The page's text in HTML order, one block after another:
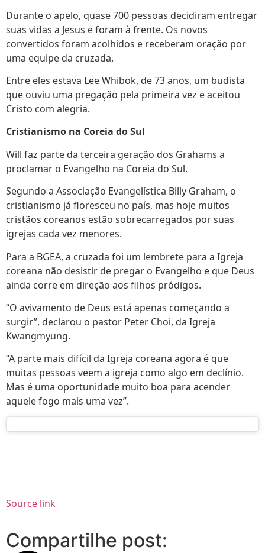
Durante o apelo, quase 700 pessoas decidiram entregar
suas vidas a Jesus e foram à frente. Os novos
convertidos foram acolhidos e receberam oração por
uma equipe da cruzada.
Entre eles estava Lee Whibok, de 73 anos, um budista
que ouviu uma pregação pela primeira vez e aceitou
Cristo com alegria.
Cristianismo na Coreia do Sul
Will faz parte da terceira geração dos Grahams a
proclamar o Evangelho na Coreia do Sul.
Segundo a Associação Evangelística Billy Graham, o
cristianismo já floresceu no país, mas hoje muitos
cristãos coreanos estão sobrecarregados por suas
igrejas cada vez menores.
Para a BGEA, a cruzada foi um lembrete para a Igreja
coreana não desistir de pregar o Evangelho e que Deus
ainda corre em direção aos filhos pródigos.
“O avivamento de Deus está apenas começando a
surgir”, declarou o pastor Peter Choi, da Igreja
Kwangmyung.
“A parte mais difícil da Igreja coreana agora é que
muitas pessoas veem a igreja como algo em declínio.
Mas é uma oportunidade muito boa para acender
aquele fogo mais uma vez”.
Source link
Compartilhe post: